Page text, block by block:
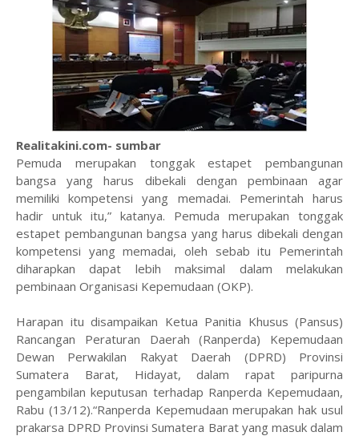
Realitakini.com- sumbar
Pemuda merupakan tonggak estapet pembangunan
bangsa yang harus dibekali dengan pembinaan agar
memiliki kompetensi yang memadai. Pemerintah harus
hadir untuk itu,” katanya. Pemuda merupakan tonggak
estapet pembangunan bangsa yang harus dibekali dengan
kompetensi yang memadai, oleh sebab itu Pemerintah
diharapkan dapat lebih maksimal dalam melakukan
pembinaan Organisasi Kepemudaan (OKP).
Harapan itu disampaikan Ketua Panitia Khusus (Pansus)
Rancangan Peraturan Daerah (Ranperda) Kepemudaan
Dewan Perwakilan Rakyat Daerah (DPRD) Provinsi
Sumatera Barat, Hidayat, dalam rapat paripurna
pengambilan keputusan terhadap Ranperda Kepemudaan,
Rabu (13/12).“Ranperda Kepemudaan merupakan hak usul
prakarsa DPRD Provinsi Sumatera Barat yang masuk dalam